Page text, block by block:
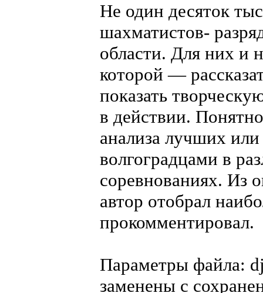
Не один десяток
шахматистов-
области. Для них и
которой —
показать
в действии.
анализа лучших
волгоградцами в
соревнованиях. Из
автор отобрал
прокомментировал.
Параметры файла:
заменены с